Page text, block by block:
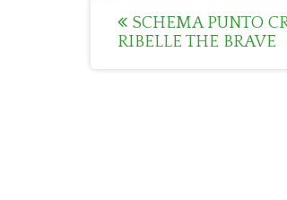
Post
navigation
SCHEMA PUNTO
RIBELLE THE BRAVE